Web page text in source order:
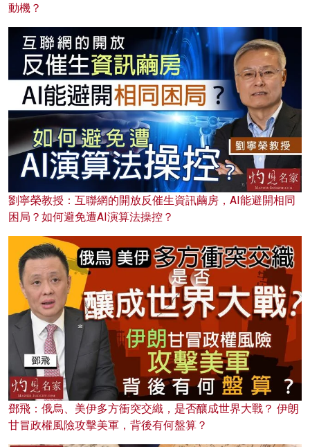
動機？
劉寧榮教授：互聯網的開放反催生資訊繭房，AI能避開相同
困局？如何避免遭AI演算法操控？
鄧飛：俄烏、美伊多方衝突交織，是否釀成世界大戰？ 伊朗
甘冒政權風險攻擊美軍，背後有何盤算？